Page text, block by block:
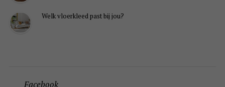
Welk vloerkleed past bij jou?
Facebook